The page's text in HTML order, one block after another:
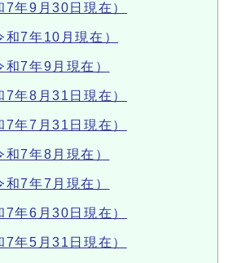
年9月30日現在）
7年10月現在）
7年9月現在）
年8月31日現在）
年7月31日現在）
7年8月現在）
7年7月現在）
年6月30日現在）
年5月31日現在）